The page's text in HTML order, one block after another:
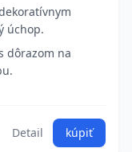
úchop.
dôrazom na
Detail kúpiť